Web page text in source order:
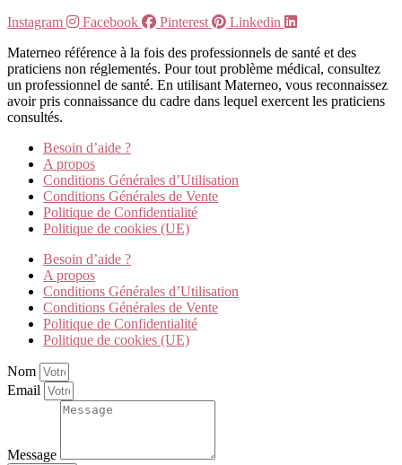
Instagram
Facebook Pinterest
Linkedin
Materneo référence à la fois des professionnels de santé et des
praticiens non réglementés. Pour tout problème médical, consultez
un professionnel de santé. En utilisant Materneo, vous reconnaissez
avoir pris connaissance du cadre dans lequel exercent les praticiens
consultés.
Besoin d’aide ?
A propos
Conditions Générales d’Utilisation
Conditions Générales de Vente
Politique de Confidentialité
Politique de cookies (UE)
Besoin d’aide ?
A propos
Conditions Générales d’Utilisation
Conditions Générales de Vente
Politique de Confidentialité
Politique de cookies (UE)
Nom
Email
Message